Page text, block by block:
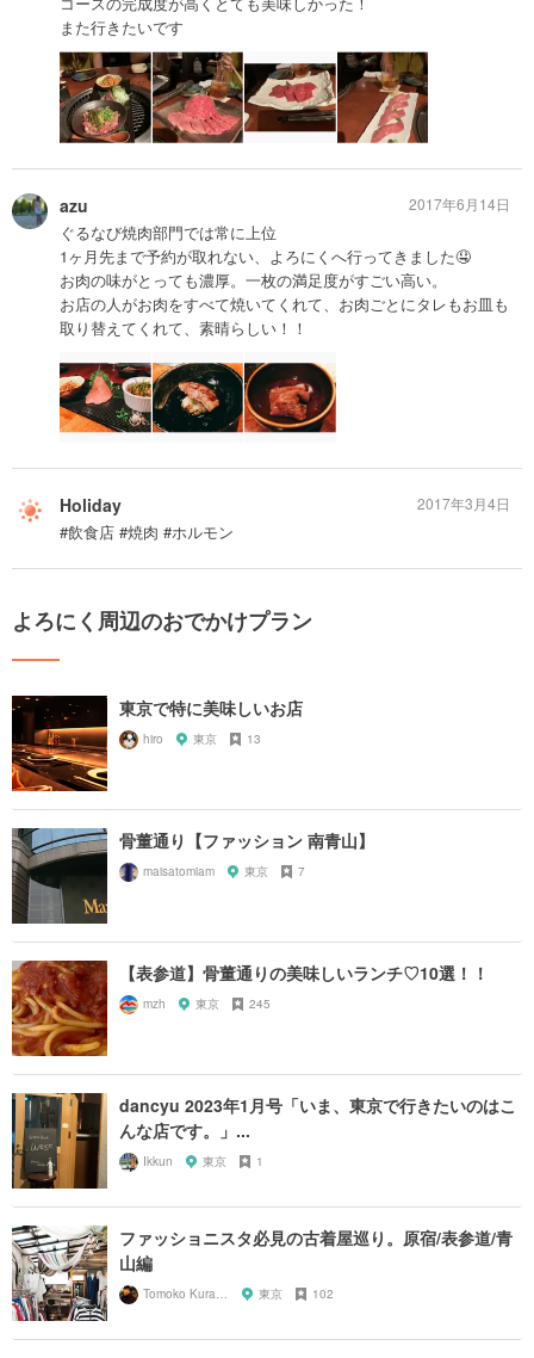
また行きたいです
azu
ぐるなび焼肉部門では常に上位
1ヶ月先まで予約が取れない、よろにくへ行ってきました🤤
お肉の味がとっても濃厚。一枚の満足度がすごい高い。
お店の人がお肉をすべて焼いてくれて、お肉ごとにタレもお皿も
取り替えてくれて、素晴らしい！！
2017年6月14日
Holiday
#飲食店 #焼肉 #ホルモン
2017年3月4日
よろにく周辺のおでかけプラン
東京で特に美味しいお店
hiro 東京 13
骨董通り【ファッション 南青山】
maisatomiam 東京 7
【表参道】骨董通りの美味しいランチ♡10選！！
mzh 東京 245
dancyu 2023年1月号「いま、東京で行きたいのはこ
んな店です。」...
Ikkun 東京 1
ファッショニスタ必見の古着屋巡り。原宿/表参道/青
山編
Tomoko Kurahashi 東京 102